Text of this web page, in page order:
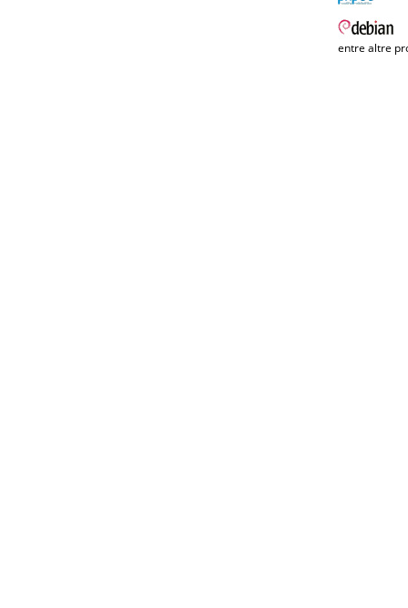
entre altre